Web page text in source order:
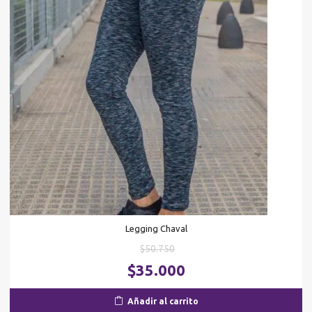
Legging Chaval
$50.750El
precio
original
era:
$35.000
Añadir al carrito